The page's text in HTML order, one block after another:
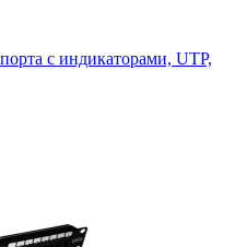
с индикаторами, UTP,